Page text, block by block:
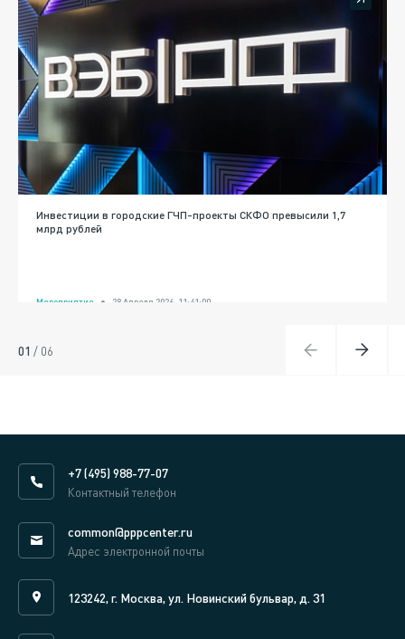
Инвестиции в городские ГЧП-проекты СКФО превысили 1,7
млрд рублей
Мероприятие 28 Апреля 2026, 11:41:00
01 / 06
+7 (495) 988-77-07
Контактный телефон
common@pppcenter.ru
Адрес электронной почты
123242, г. Москва, ул. Новинский бульвар, д. 31